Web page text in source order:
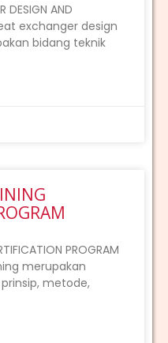
DESIGN AND
exchanger design
bidang teknik
PROGRAM
merupakan
metode,